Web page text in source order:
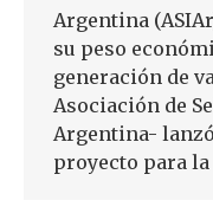
Argentina
su peso
generación de
Asociación de
Argentina-
proyecto para